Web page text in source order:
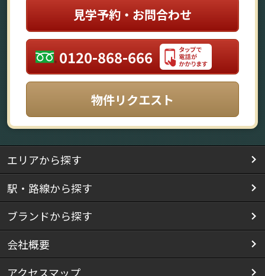
見学予約・お問合わせ
0120-868-666
物件リクエスト
エリアから探す
駅・路線から探す
ブランドから探す
会社概要
アクセスマップ